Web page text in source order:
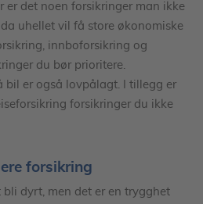
er det noen forsikringer man ikke
uhellet vil få store økonomiske
innboforsikring og
du bør prioritere.
bil er også lovpålagt. I tillegg er
forsikringer du ikke
forsikring
bli dyrt, men det er en trygghet